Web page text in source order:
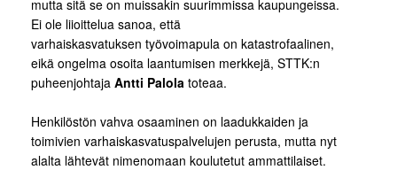
mutta sitä se on muissakin suurimmissa kaupungeissa.
Ei ole liioittelua sanoa, että
varhaiskasvatuksen työvoimapula on katastrofaalinen,
eikä ongelma osoita laantumisen merkkejä, STTK:n
puheenjohtaja Antti Palola toteaa.
Henkilöstön vahva osaaminen on laadukkaiden ja
toimivien varhaiskasvatuspalvelujen perusta, mutta nyt
alalta lähtevät nimenomaan koulutetut ammattilaiset.